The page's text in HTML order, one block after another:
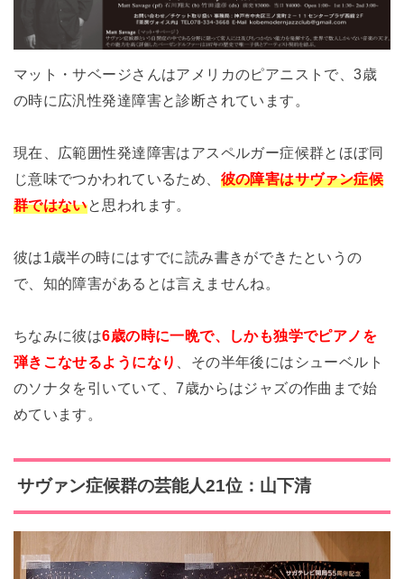
マット・サベージさんはアメリカのピアニストで、3歳
の時に広汎性発達障害と診断されています。
現在、広範囲性発達障害はアスペルガー症候群とほぼ同
じ意味でつかわれているため、 彼の障害はサヴァン症候
群ではないと思われます。
彼は1歳半の時にはすでに読み書きができたというの
で、知的障害があるとは言えませんね。
ちなみに彼は6歳の時に一晩で、しかも独学でピアノを
弾きこなせるようになり
、その半年後にはシューベルト
のソナタを引いていて、7歳からはジャズの作曲まで始
めています。
サヴァン症候群の芸能人21位：山下清